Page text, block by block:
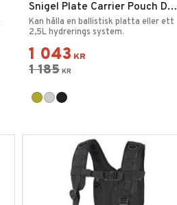
Snigel Plate Carrier Pouch DF-
12
Kan hålla en ballistisk platta eller ett
2,5L hydrerings system.
1 043 KR
1 185 KR